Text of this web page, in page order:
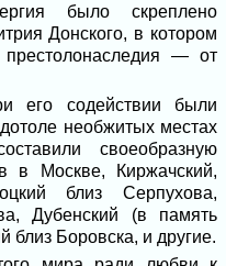
было скреплено
Донского, в котором
— от
его содействии были
необжитых местах
своеобразную
в Москве, Киржачский,
близ Серпухова,
Дубенский (в память
близ Боровска, и другие.